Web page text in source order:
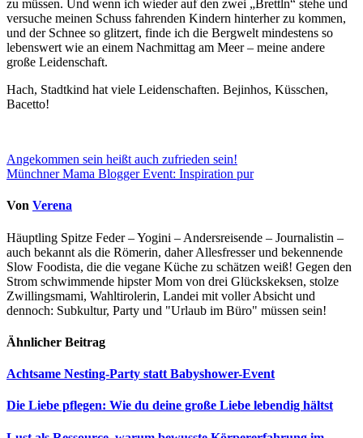
zu müssen. Und wenn ich wieder auf den zwei „Brettln“ stehe und
versuche meinen Schuss fahrenden Kindern hinterher zu kommen,
und der Schnee so glitzert, finde ich die Bergwelt mindestens so
lebenswert wie an einem Nachmittag am Meer – meine andere
große Leidenschaft.
Hach, Stadtkind hat viele Leidenschaften. Bejinhos, Küsschen,
Bacetto!
Beitragsnavigation
Angekommen sein heißt auch zufrieden sein!
Münchner Mama Blogger Event: Inspiration pur
Von Verena
Häuptling Spitze Feder – Yogini – Andersreisende – Journalistin –
auch bekannt als die Römerin, daher Allesfresser und bekennende
Slow Foodista, die die vegane Küche zu schätzen weiß! Gegen den
Strom schwimmende hipster Mom von drei Glückskeksen, stolze
Zwillingsmami, Wahltirolerin, Landei mit voller Absicht und
dennoch: Subkultur, Party und "Urlaub im Büro" müssen sein!
Ähnlicher Beitrag
Achtsame Nesting-Party statt Babyshower-Event
Die Liebe pflegen: Wie du deine große Liebe lebendig hältst